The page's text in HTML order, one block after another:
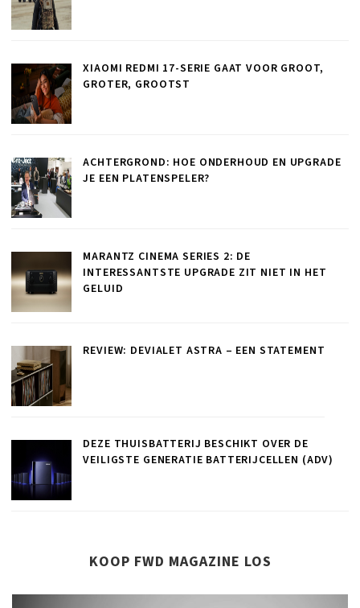
XIAOMI REDMI 17-SERIE GAAT VOOR GROOT,
GROTER, GROOTST
ACHTERGROND: HOE ONDERHOUD EN UPGRADE
JE EEN PLATENSPELER?
MARANTZ CINEMA SERIES 2: DE
INTERESSANTSTE UPGRADE ZIT NIET IN HET
GELUID
REVIEW: DEVIALET ASTRA – EEN STATEMENT
DEZE THUISBATTERIJ BESCHIKT OVER DE
VEILIGSTE GENERATIE BATTERIJCELLEN (ADV)
KOOP FWD MAGAZINE LOS